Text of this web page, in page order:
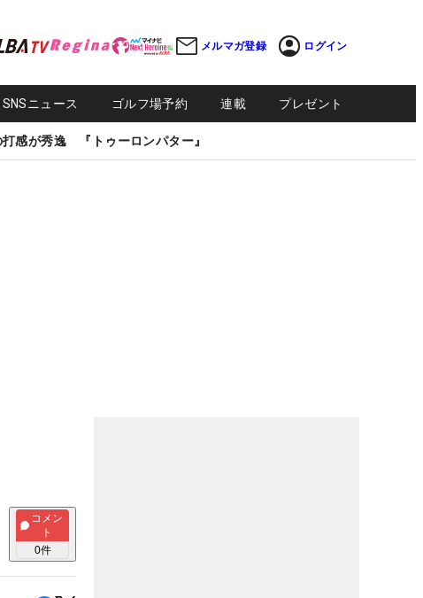
メルマガ登録 ログイン
SNSニュース ゴルフ場予約 連載 プレゼント
感が秀逸 『トゥーロンパター』
コメン
ト
0件